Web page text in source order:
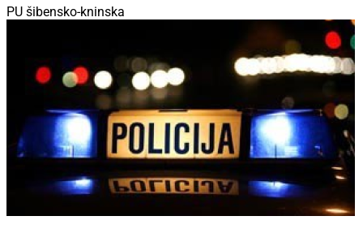
PU šibensko-kninska